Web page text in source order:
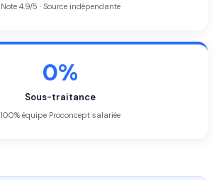
Note 4.9/5 · Source indépendante
0%
Sous-traitance
100% équipe Proconcept salariée